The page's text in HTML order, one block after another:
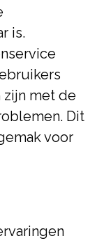
is.
zijn met de
Dit
voor